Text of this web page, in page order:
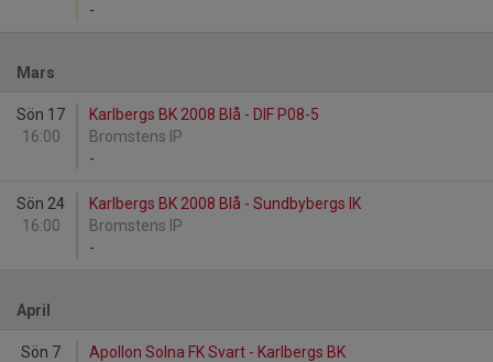
-
Mars
Sön 17
16:00
Karlbergs BK 2008 Blå - DIF P08-5
Bromstens IP
-
Sön 24
16:00
Karlbergs BK 2008 Blå - Sundbybergs IK
Bromstens IP
-
April
Sön 7
Apollon Solna FK Svart - Karlbergs BK